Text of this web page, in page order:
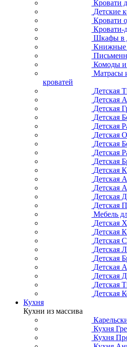
Кровати
Детские
Кровати
Кровати-
Шкафы в
Книжные
Комоды
Матрасы
кроватей
Детская
Детская
Детская
Детская
Детская
Детская
Детская
Детская
Детская
Детская
Детская
Детская
Детская
Детская
Мебель
Детская
Детская
Детская
Детская
Детская
Детская
Детская
Детская
Детская
Кухня
Кухни из массива
Кухня
Кухня